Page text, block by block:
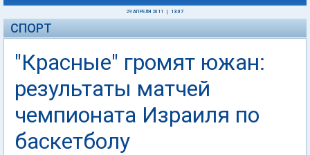
29 АПРЕЛЯ 2011 13:07
СПОРТ
"Красные" громят южан:
результаты матчей
чемпионата Израиля по
баскетболу